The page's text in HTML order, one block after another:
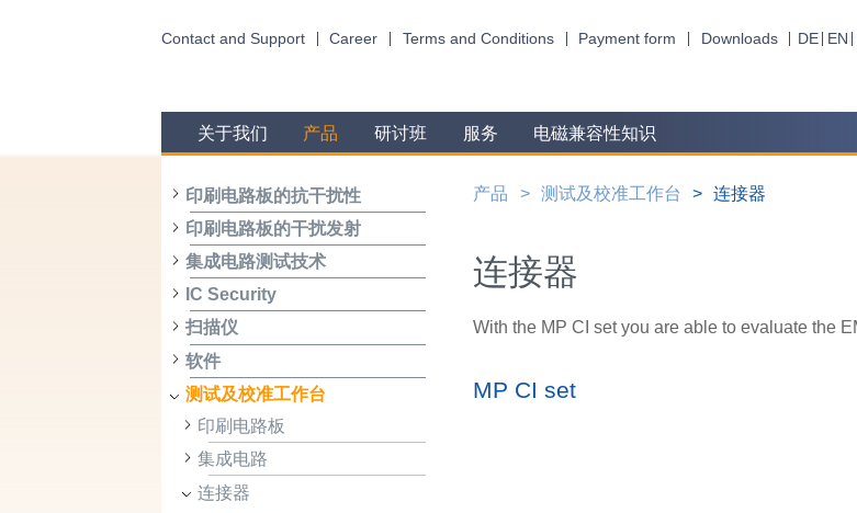
Contact and Support Career Terms and Conditions Payment form Downloads DE EN
关于我们 产品 研讨班 服务 电磁兼容性知识
印刷电路板的抗干扰性
印刷电路板的干扰发射
集成电路测试技术
IC Security
扫描仪
软件
测试及校准工作台
印刷电路板
集成电路
连接器
产品 测试及校准工作台 连接器
连接器
With the MP CI set you are able to evaluate the
MP CI set